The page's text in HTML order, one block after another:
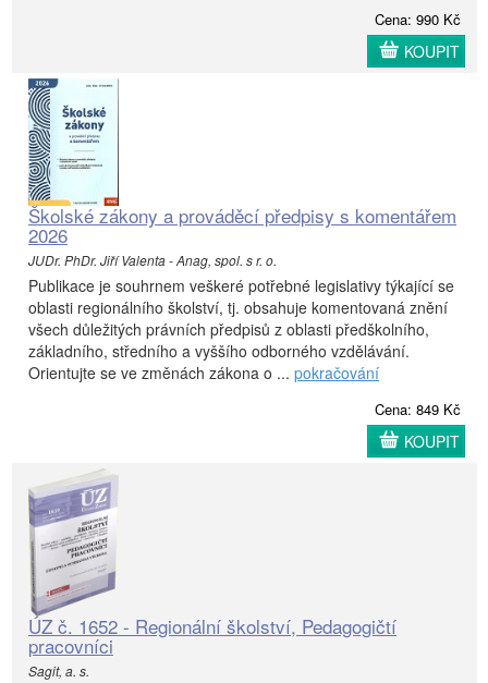
ČÁST DEVATENÁCTÁ - SPOLEČNÁ, PŘECHODNÁ,
ZRUŠOVACÍ A ZÁVĚREČNÁ USTANOVENÍ
ČÁST DVACÁTÁ - ÚČINNOST [§ 192]
Účinnost novel
Cena: 990 Kč
KOUPIT
Školské zákony a prováděcí předpisy s komentářem
2026
JUDr. PhDr. Jiří Valenta - Anag, spol. s r. o.
Publikace je souhrnem veškeré potřebné legislativy týkající se
oblasti regionálního školství, tj. obsahuje komentovaná znění
všech důležitých právních předpisů z oblasti předškolního,
základního, středního a vyššího odborného vzdělávání.
Orientujte se ve změnách zákona o ... pokračování
Cena: 849 Kč
KOUPIT
ÚZ č. 1652 - Regionální školství, Pedagogičtí
pracovníci
Sagit, a. s.